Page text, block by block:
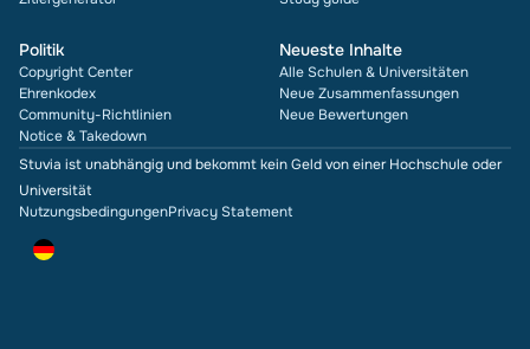
Politik
Copyright Center
Ehrenkodex
Community-Richtlinien
Notice & Takedown
Neueste Inhalte
Alle Schulen & Universitäten
Neue Zusammenfassungen
Neue Bewertungen
Stuvia ist unabhängig und bekommt kein Geld von einer Hochschule oder
Universität
NutzungsbedingungenPrivacy Statement